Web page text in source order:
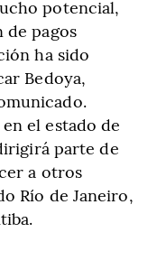
potencial,
de pagos
ha sido
Bedoya,
el estado de
parte de
a otros
Río de Janeiro,